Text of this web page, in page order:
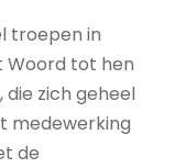
troepen in
Woord tot hen
zich geheel
medewerking
de